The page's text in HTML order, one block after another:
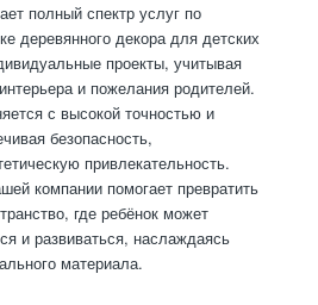
полный спектр услуг по
деревянного декора для детских
проекты, учитывая
и пожелания родителей.
с высокой точностью и
безопасность,
привлекательность.
компании помогает превратить
где ребёнок может
и развиваться, наслаждаясь
материала.